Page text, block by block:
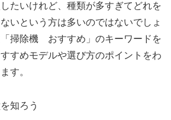
たいけれど、種類が多すぎてどれを
いという方は多いのではないでしょ
「掃除機 おすすめ」のキーワードを
すめモデルや選び方のポイントをわ
す。
知ろう